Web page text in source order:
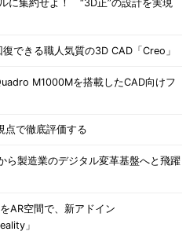
に集約せよ！ “3D正”の設計を実現
できる職人気質の3D CAD「Creo」
M1000Mを搭載したCAD向けフ
点で徹底評価する
ら製造業のデジタル変革基盤へと飛躍
AR空間で、新アドイン
」